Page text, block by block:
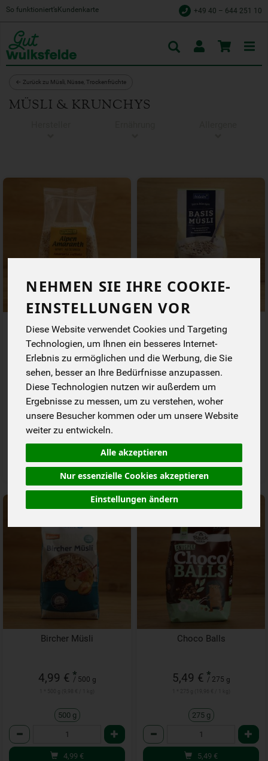
NEHMEN SIE IHRE COOKIE-
EINSTELLUNGEN VOR
Diese Website verwendet Cookies und Targeting
Technologien, um Ihnen ein besseres Internet-
Erlebnis zu ermöglichen und die Werbung, die Sie
sehen, besser an Ihre Bedürfnisse anzupassen.
Diese Technologien nutzen wir außerdem um
Ergebnisse zu messen, um zu verstehen, woher
unsere Besucher kommen oder um unsere Website
weiter zu entwickeln.
Alle akzeptieren
Nur essenzielle Cookies akzeptieren
Einstellungen ändern
So funktioniert’s Kundenkarte +49 40 – 644 251 10
← Zurück zu Müsli, Nüsse, Trockenfrüchte
MÜSLI & KRUNCHYS
2,79 €*
/ 150 g
1 * 150 g (18,60 € / kg)
150 g
Anzahl
1,99 € *
/ 750 g
1 * 750 g (2,65 € / 1 KG)
750 g
Anzahl
Bircher Müsli
4,99 € *
/ 500 g
500 g
Anzahl
4,99 €
Choco Balls
5,49 € *
/ 275 g
275 g
Anzahl
5,49 €
Toggle
cart